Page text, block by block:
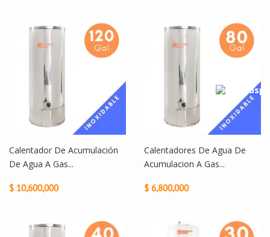
Calentador De Acumulación
De Agua A Gas...
$ 10,600,000
Calentadores De Agua De
Acumulacion A Gas...
$ 6,800,000